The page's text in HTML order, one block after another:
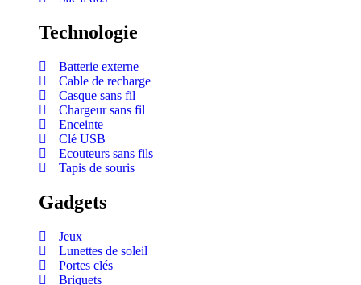
Technologie
Batterie externe
Cable de recharge
Casque sans fil
Chargeur sans fil
Enceinte
Clé USB
Ecouteurs sans fils
Tapis de souris
Gadgets
Jeux
Lunettes de soleil
Portes clés
Briquets